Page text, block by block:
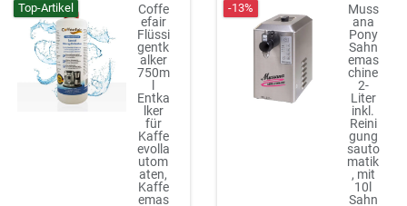
Top-Artikel
Coffe
efair
Flüssi
gentk
alker
750m
l
Entka
lker
für
Kaffe
evolla
utom
aten,
Kaffe
emas
-13%
Muss
ana
Pony
Sahn
emas
chine
2-
Liter
inkl.
Reini
gung
sauto
matik
, mit
10l
Sahn